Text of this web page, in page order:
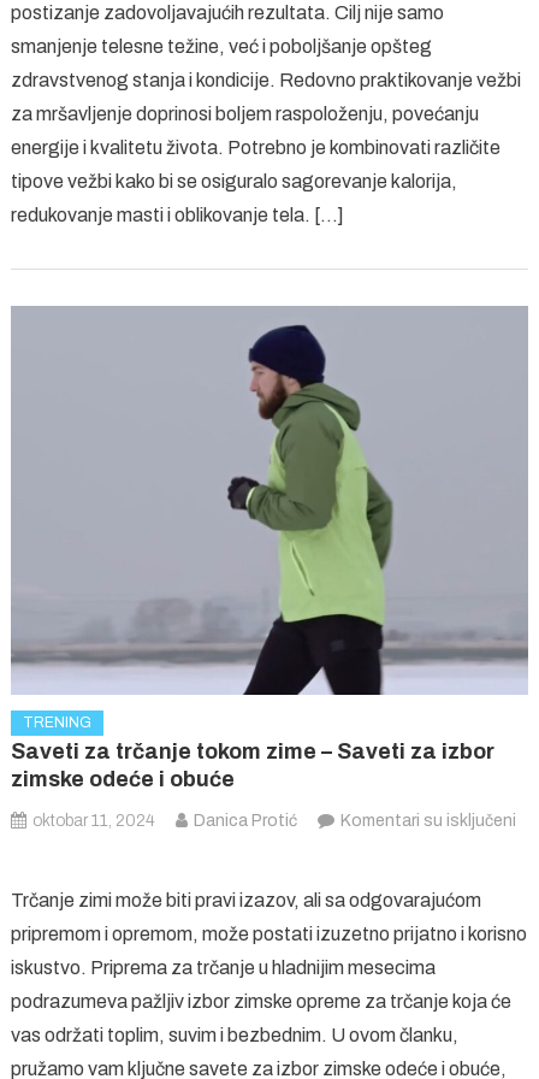
za
mršavljenje
–
Šta
vam
zaista
postizanje zadovoljavajućih rezultata. Cilj nije samo
smanjenje telesne težine, već i poboljšanje opšteg
zdravstvenog stanja i kondicije. Redovno praktikovanje vežbi
za mršavljenje doprinosi boljem raspoloženju, povećanju
energije i kvalitetu života. Potrebno je kombinovati različite
tipove vežbi kako bi se osiguralo sagorevanje kalorija,
redukovanje masti i oblikovanje tela. […]
TRENING
Saveti za trčanje tokom zime – Saveti za izbor
zimske odeće i obuće
oktobar 11, 2024 Danica Protić
Komentari su isključeni
za
trčanje
tokom
zime
–
Saveti
Trčanje zimi može biti pravi izazov, ali sa odgovarajućom
pripremom i opremom, može postati izuzetno prijatno i korisno
iskustvo. Priprema za trčanje u hladnijim mesecima
podrazumeva pažljiv izbor zimske opreme za trčanje koja će
vas održati toplim, suvim i bezbednim. U ovom članku,
pružamo vam ključne savete za izbor zimske odeće i obuće,